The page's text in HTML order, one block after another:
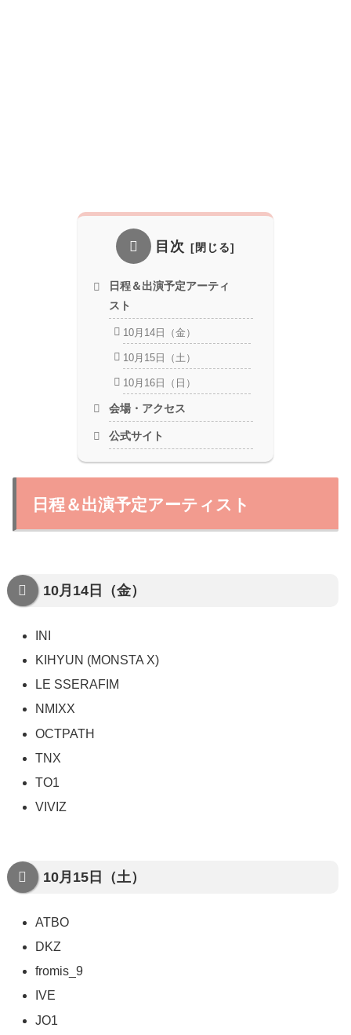
目次
日程＆出演予定アーティ
スト
10月14日（金）
10月15日（土）
10月16日（日）
会場・アクセス
公式サイト
日程＆出演予定アーティスト
10月14日（金）
INI
KIHYUN (MONSTA X)
LE SSERAFIM
NMIXX
OCTPATH
TNX
TO1
VIVIZ
10月15日（土）
ATBO
DKZ
fromis_9
IVE
JO1